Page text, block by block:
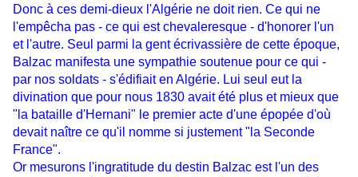
Donc à ces demi-dieux l'Algérie ne doit rien. Ce qui ne
l'empêcha pas - ce qui est chevaleresque - d'honorer l'un
et l'autre. Seul parmi la gent écrivassière de cette époque,
Balzac manifesta une sympathie soutenue pour ce qui -
par nos soldats - s'édifiait en Algérie. Lui seul eut la
divination que pour nous 1830 avait été plus et mieux que
"la bataille d'Hernani" le premier acte d'une épopée d'où
devait naître ce qu'il nomme si justement "la Seconde
France".
Or mesurons l'ingratitude du destin Balzac est l'un des